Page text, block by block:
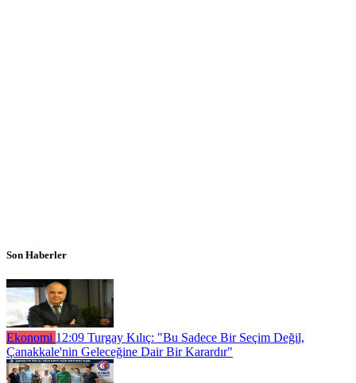
Son Haberler
Ekonomi 12:09 Turgay Kılıç: "Bu Sadece Bir Seçim Değil,
Çanakkale'nin Geleceğine Dair Bir Karardır"